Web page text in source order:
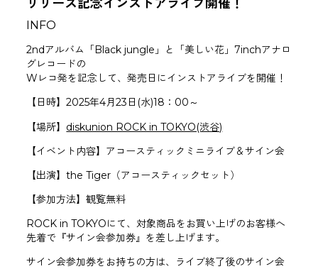
リリース記念インストアライブ開催！
INFO
2ndアルバム「Black jungle」と「美しい花」7inchアナロ
グレコードの
Wレコ発を記念して、発売日にインストアライブを開催！
【日時】2025年4月23日(水)18：00～
【場所】 diskunion ROCK in TOKYO(渋谷)
【イベント内容】アコースティックミニライブ＆サイン会
【出演】the Tiger（アコースティックセット）
【参加方法】観覧無料
ROCK in TOKYOにて、対象商品をお買い上げのお客様へ
先着で『サイン会参加券』を差し上げます。
サイン会参加券をお持ちの方は、ライブ終了後のサイン会